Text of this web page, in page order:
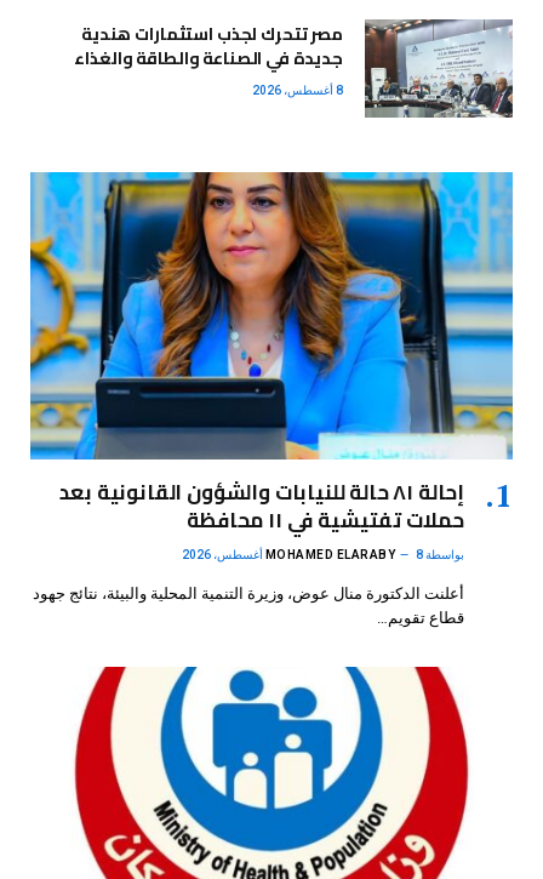
مصر تتحرك لجذب استثمارات هندية
جديدة في الصناعة والطاقة والغذاء
8 أغسطس، 2026
إحالة ٨١ حالة للنيابات والشؤون القانونية بعد
حملات تفتيشية في ١١ محافظة
بواسطة MOHAMED ELARABY 8 أغسطس، 2026
أعلنت الدكتورة منال عوض، وزيرة التنمية المحلية والبيئة، نتائج جهود
قطاع تقويم…